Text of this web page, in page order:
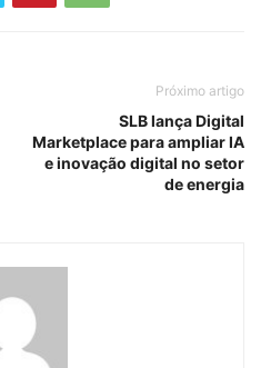
Próximo artigo
SLB lança Digital
Marketplace para ampliar IA
e inovação digital no setor
de energia